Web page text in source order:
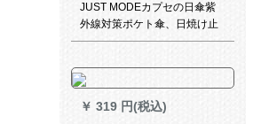
JUST MODEカプセの日傘紫
外線対策ポケト傘、日焼け止
めパソル、女性の破片嵐
￥ 319 円(税込)